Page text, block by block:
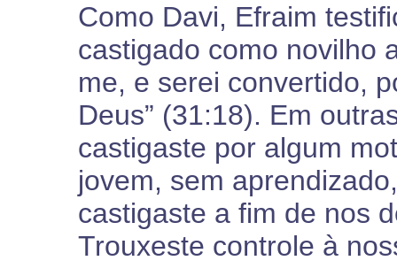
Como Davi, Efraim
castigado como novilho
me, e serei convertido,
Deus” (31:18). Em
castigaste por algum
jovem, sem
castigaste a fim de nos
Trouxeste controle à